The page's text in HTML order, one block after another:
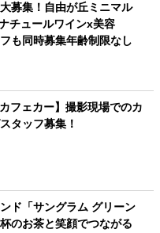
募集！自由が丘ミニマル
チュールワインx美容
も同時募集年齢制限なし
フェカー】撮影現場でのカ
タッフ募集！
ド「サングラム グリーン
のお茶と笑顔でつながる